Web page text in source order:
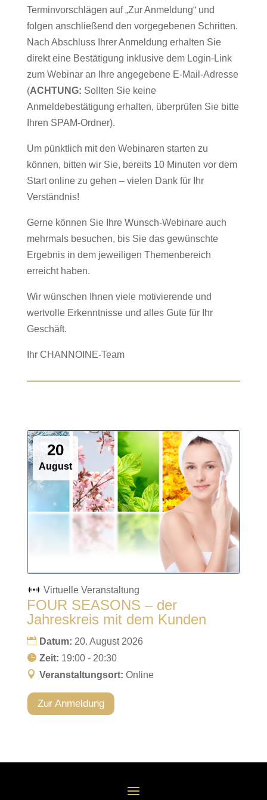
Terminvorschlägen auf „Zur Anmeldung“ und
folgen anschließend den vorgegebenen Schritten.
Nach Abschluss Ihrer Anmeldung erhalten Sie
direkt eine Bestätigung inklusive dem Login-Link
zum Webinar an Ihre angegebene E-Mail-Adresse
(ACHTUNG: Sollten Sie keine
Anmeldebestätigung erhalten, überprüfen Sie bitte
Ihren SPAM-Ordner).
Um pünktlich mit den Webinaren starten zu
können, bitten wir Sie, bereits 10 Minuten vor dem
Start online zu gehen – vielen Dank für Ihr
Verständnis!
Gerne können Sie Ihre Wunsch-Webinare auch
mehrmals besuchen, bis Sie das gewünschte
Ergebnis in dem jeweiligen Themenbereich
erreicht haben.
Wir wünschen Ihnen viele motivierende und
wertvolle Erkenntnisse und alles Gute für Ihr
Geschäft.
Ihr CHANNOINE-Team
20
August
Virtuelle Veranstaltung
FOUR SEASONS – der
Jahreskreis mit dem Kunden
Datum: 20. August 2026
Zeit: 19:00 - 20:30
Veranstaltungsort: Online
Zur Anmeldung